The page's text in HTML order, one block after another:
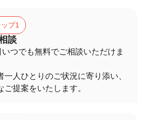
プ1
談
つでも無料でご相談いただけま
一人ひとりのご状況に寄り添い、
ご提案をいたします。